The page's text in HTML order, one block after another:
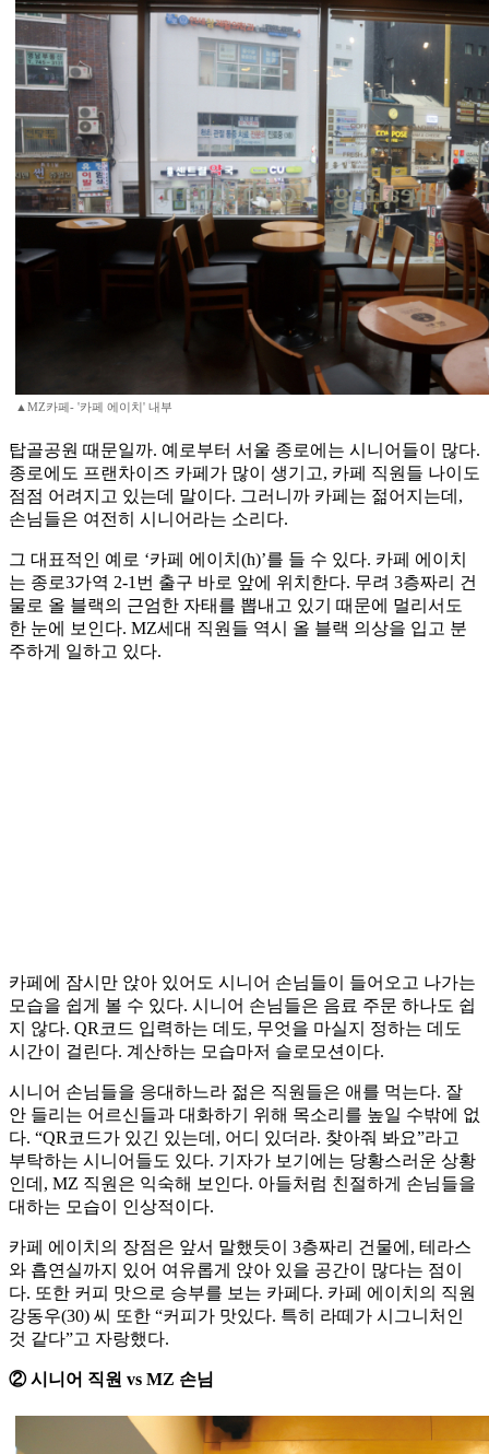
▲MZ카페- '카페 에이치' 내부
탑골공원 때문일까. 예로부터 서울 종로에는 시니어들이 많다.
종로에도 프랜차이즈 카페가 많이 생기고, 카페 직원들 나이도
점점 어려지고 있는데 말이다. 그러니까 카페는 젊어지는데,
손님들은 여전히 시니어라는 소리다.
그 대표적인 예로 ‘카페 에이치(h)’를 들 수 있다. 카페 에이치
는 종로3가역 2-1번 출구 바로 앞에 위치한다. 무려 3층짜리 건
물로 올 블랙의 근엄한 자태를 뽑내고 있기 때문에 멀리서도
한 눈에 보인다. MZ세대 직원들 역시 올 블랙 의상을 입고 분
주하게 일하고 있다.
카페에 잠시만 앉아 있어도 시니어 손님들이 들어오고 나가는
모습을 쉽게 볼 수 있다. 시니어 손님들은 음료 주문 하나도 쉽
지 않다. QR코드 입력하는 데도, 무엇을 마실지 정하는 데도
시간이 걸린다. 계산하는 모습마저 슬로모션이다.
시니어 손님들을 응대하느라 젊은 직원들은 애를 먹는다. 잘
안 들리는 어르신들과 대화하기 위해 목소리를 높일 수밖에 없
다. “QR코드가 있긴 있는데, 어디 있더라. 찾아줘 봐요”라고
부탁하는 시니어들도 있다. 기자가 보기에는 당황스러운 상황
인데, MZ 직원은 익숙해 보인다. 아들처럼 친절하게 손님들을
대하는 모습이 인상적이다.
카페 에이치의 장점은 앞서 말했듯이 3층짜리 건물에, 테라스
와 흡연실까지 있어 여유롭게 앉아 있을 공간이 많다는 점이
다. 또한 커피 맛으로 승부를 보는 카페다. 카페 에이치의 직원
강동우(30) 씨 또한 “커피가 맛있다. 특히 라떼가 시그니처인
것 같다”고 자랑했다.
② 시니어 직원 vs MZ 손님